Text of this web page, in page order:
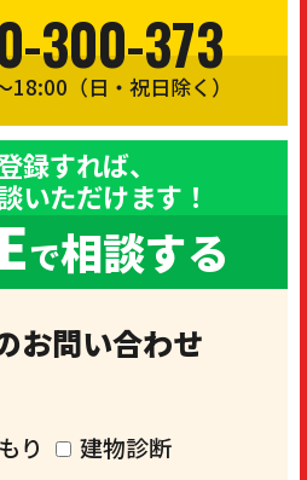
300-373
（日・祝日除く）
録すれば、
いただけます！
で相談する
お問い合わせ
り 建物診断